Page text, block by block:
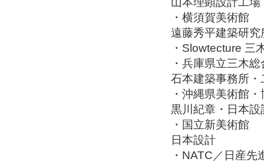
・横須賀美術館
遠藤秀平建築研究
・Slowtecture 三
・兵庫県立三木
石本建築事務所
・沖縄県美術館
黒川紀章・日本
・国立新美術館
日本設計
・NATC／日産